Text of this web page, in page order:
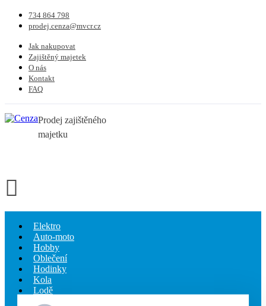
734 864 798
prodej.cenza@mvcr.cz
Jak nakupovat
Zajištěný majetek
O nás
Kontakt
FAQ
Prodej zajištěného
majetku
Elektro
Auto-moto
Hobby
Oblečení
Hodinky
Kola
Lodě